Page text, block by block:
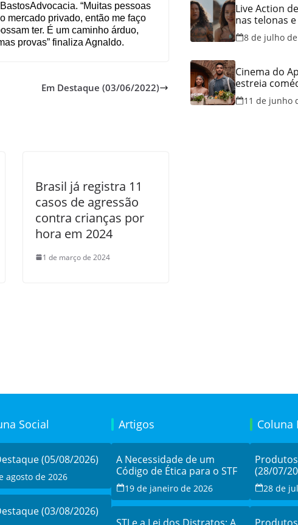
“Muitas pessoas
mercado privado, então me faço
ter. É um caminho árduo,
provas” finaliza Agnaldo.
Em Destaque (03/06/2022)
Brasil já registra 11
casos de agressão
contra crianças por
hora em 2024
1 de março de 2024
Live Action
nas telonas
aventura e
do Aparecida
8 de julho
Cinema do
estreia
ambientada
lança
11 de junho
Social
(05/08/2026)
agosto de 2026
(03/08/2026)
Artigos
A Necessidade de um
Código de Ética para o STF
19 de janeiro de 2026
STJ e a Lei dos Distratos: A
Coluna
(28/07/
28 de